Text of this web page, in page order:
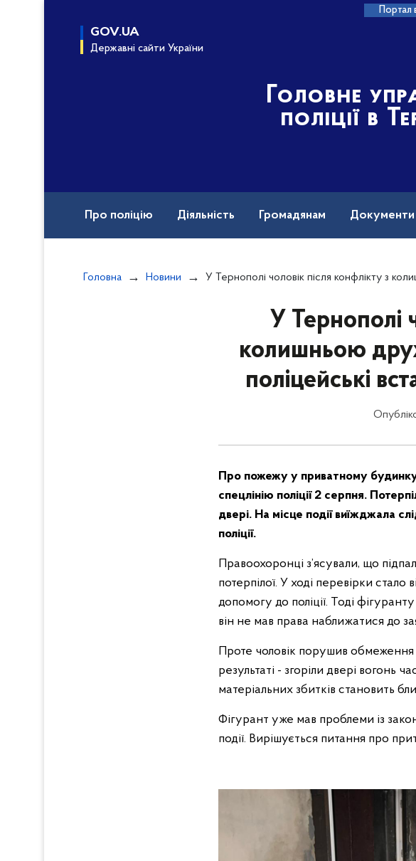
Портал
GOV.UA
Державні сайти України
Головне
поліції в
Про поліцію Діяльність Громадянам Документи
Головна Новини У Тернополі чоловік після конфлікту з колишньою дружиною підпалив її будинок: поліцейські встановлюють обставини
У Тернополі
колишньою
поліцейські
Про пожежу у приватному будинку
спецлінію поліції 2 серпня.
двері. На місце події виїжджала
поліції.
Правоохоронці з’ясували, що
потерпілої. У ході перевірки
допомогу до поліції. Тоді
він не мав права наближатися до
Проте чоловік порушив обмеження
результаті - згоріли двері вогонь
матеріальних збитків становить
Фігурант уже мав проблеми із
події. Вирішується питання про